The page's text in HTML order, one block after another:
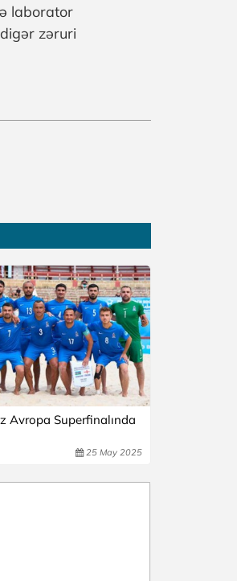
laborator
zəruri
Avropa Superfinalında
25 May 2025